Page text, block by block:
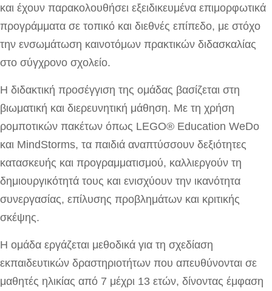
και έχουν παρακολουθήσει εξειδικευμένα επιμορφωτικά
προγράμματα σε τοπικό και διεθνές επίπεδο, με στόχο
την ενσωμάτωση καινοτόμων πρακτικών διδασκαλίας
στο σύγχρονο σχολείο.
Η διδακτική προσέγγιση της ομάδας βασίζεται στη
βιωματική και διερευνητική μάθηση. Με τη χρήση
ρομποτικών πακέτων όπως LEGO® Education WeDo
και MindStorms, τα παιδιά αναπτύσσουν δεξιότητες
κατασκευής και προγραμματισμού, καλλιεργούν τη
δημιουργικότητά τους και ενισχύουν την ικανότητα
συνεργασίας, επίλυσης προβλημάτων και κριτικής
σκέψης.
Η ομάδα εργάζεται μεθοδικά για τη σχεδίαση
εκπαιδευτικών δραστηριοτήτων που απευθύνονται σε
μαθητές ηλικίας από 7 μέχρι 13 ετών, δίνοντας έμφαση